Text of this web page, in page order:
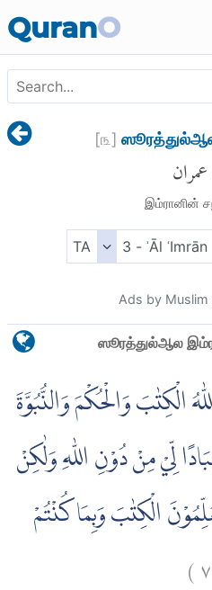
QuranO
[௩]
இம்ரானின்
Ads by
ஸூரத்துல்ஆல
الْكِتٰبَ وَالْحُكْمَ وَالنُّبُوَّةَ
لِّيْ مِنْ دُوْنِ اللّٰهِ وَلٰكِنْ
الْكِتٰبَ وَبِمَا كُنْتُمْ
)